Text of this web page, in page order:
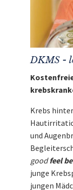
DKMS -
Krebs
und
goodfeel
junge
jungen